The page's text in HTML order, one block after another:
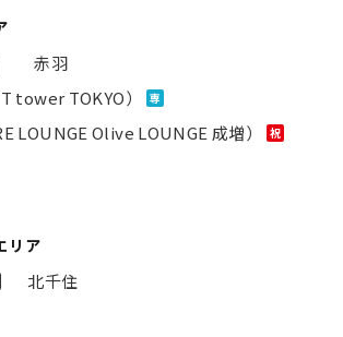
赤羽
tower TOKYO）
専
LOUNGE Olive LOUNGE 成増） 祝
リア
北千住